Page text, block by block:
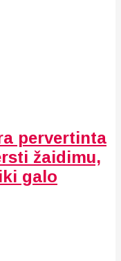
pervertinta
žaidimu,
galo